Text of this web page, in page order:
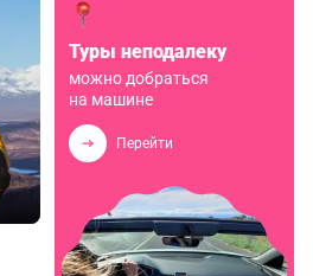
Туры неподалеку
можно добраться
на машине
Перейти